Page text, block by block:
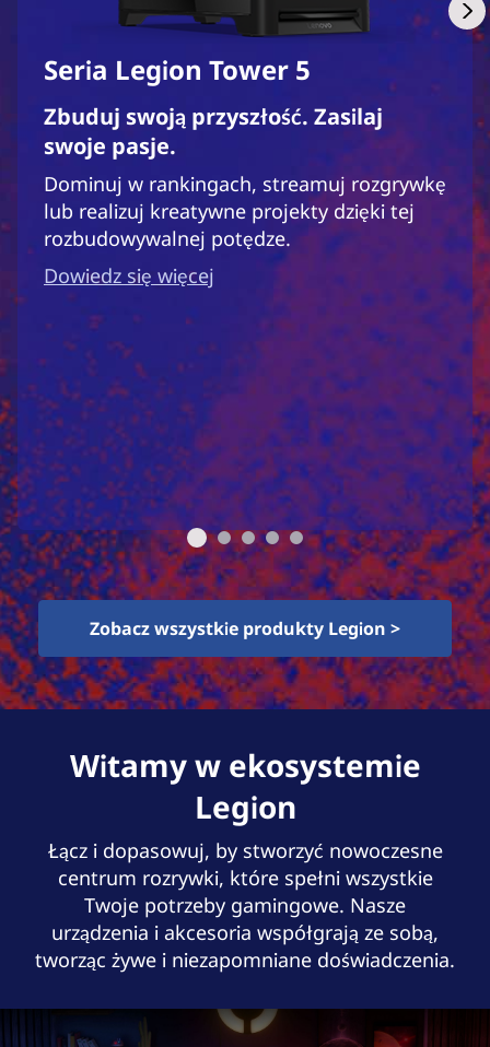
Seria Legion Tower 5
Zbuduj swoją przyszłość. Zasilaj
swoje pasje.
Dominuj w rankingach, streamuj rozgrywkę
lub realizuj kreatywne projekty dzięki tej
rozbudowywalnej potędze.
Dowiedz się więcej
Zobacz wszystkie produkty Legion >
Witamy w ekosystemie
Legion
Łącz i dopasowuj, by stworzyć nowoczesne
centrum rozrywki, które spełni wszystkie
Twoje potrzeby gamingowe. Nasze
urządzenia i akcesoria współgrają ze sobą,
tworząc żywe i niezapomniane doświadczenia.